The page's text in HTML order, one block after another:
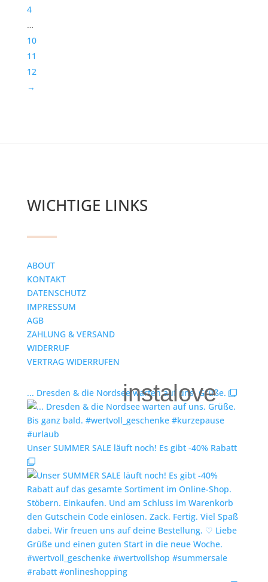
4
…
10
11
12
→
WICHTIGE LINKS
ABOUT
KONTAKT
DATENSCHUTZ
IMPRESSUM
AGB
ZAHLUNG & VERSAND
WIDERRUF
VERTRAG WIDERRUFEN
instalove
... Dresden & die Nordsee warten auf uns. Grüße.
Unser SUMMER SALE läuft noch! Es gibt -40% Rabatt